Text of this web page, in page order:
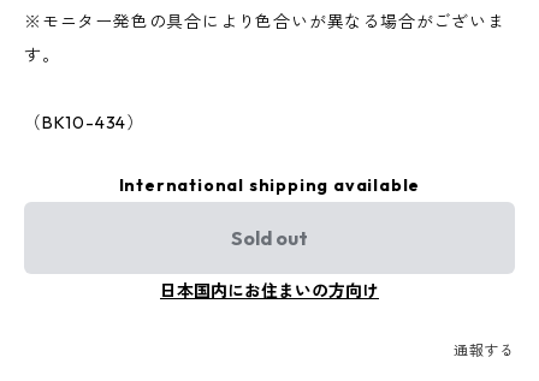
※モニター発色の具合により色合いが異なる場合がございま
す。
（BK10-434）
International shipping available
Sold out
日本国内にお住まいの方向け
通報する